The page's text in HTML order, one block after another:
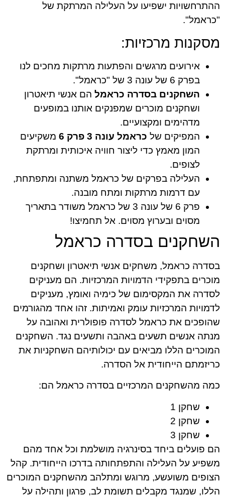
ההתרחשויות ישפיעו על העלילה המרתקת של
"כראמל".
מסקנות מרכזיות:
אירועים מרגשים והפתעות מרתקות מחכים לנו
בפרק 6 של עונה 3 של "כראמל".
השחקנים בסדרה כראמל הם אנשי תיאטרון
ושחקנים מוכרים שמפנקים אותנו במופעים
מדהימים ומקצועיים.
המפיקים של כראמל עונה 3 פרק 6
משקיעים
המון מאמץ כדי ליצור חוויה איכותית ומרתקת
לצופים.
העלילה בפרקים של כראמל משתנה ומתפתחת,
עם דרמות מרתקות ומתח מובנה.
פרק 6 של עונה 3 של כראמל משודר בתאריך
מסוים ובערוץ מסוים. אל תחמיצו!
השחקנים בסדרה כראמל
בסדרה כראמל, משחקים אנשי תיאטרון ושחקנים
מוכרים בתפקידי הדמויות המרכזיות. הם מעניקים
לסדרה את המקסימום של כימיה ואומץ, מעניקים
לדמויות המרכזיות עומק ואמיתות. זהו אחד מהגורמים
שהופכים את כראמל לסדרה פופולרית ואהובה על
מנתה אנשים תשעים באהבה ותשעים נגד. השחקנים
המוכרים הללו מביאים עם יכולותיהם השחקניות את
כריזמתם הייחודית אל הסדרה.
כמה מהשחקנים המרכזיים בסדרה כראמל הם:
שחקן 1
שחקן 2
שחקן 3
הם פועלים ביחד בסינרגיה מושלמת וכל אחד מהם
משפיע על העלילה והתפתחותה בדרכו הייחודית. קהל
הצופים משועשע, מרוגש ומתלהב מהשחקנים המוכרים
הללו, שמנגד מקבלים תשומת לב, פרגון ותהילה על